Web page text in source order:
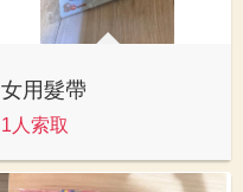
女用髮帶
1人索取